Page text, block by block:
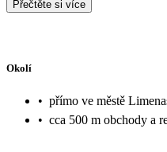
Přečtěte si více
Okolí
• přímo ve městě
• cca 500 m obchody a